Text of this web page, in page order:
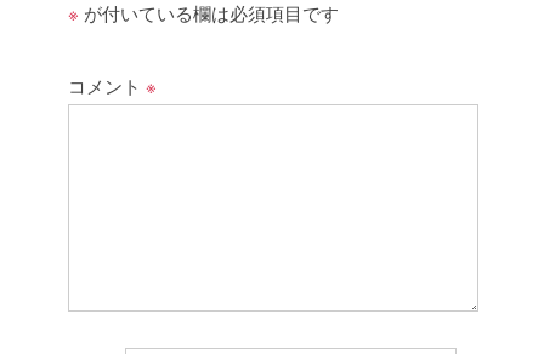
※ が付いている欄は必須項目です
コメント ※